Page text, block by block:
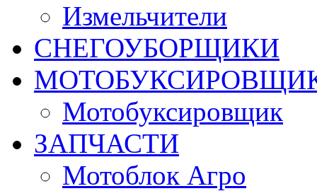
Измельчители
СНЕГОУБОРЩИКИ
Мотобуксировщик
ЗАПЧАСТИ
Мотоблок Агро